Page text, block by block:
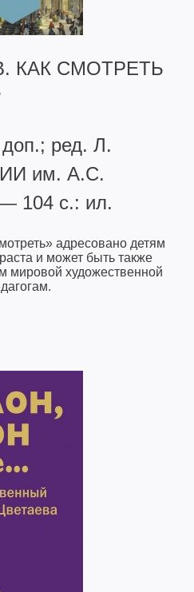
КАК СМОТРЕТЬ
ред. Л.
им. А.С.
104 с.: ил.
адресовано детям
и может быть также
мировой художественной